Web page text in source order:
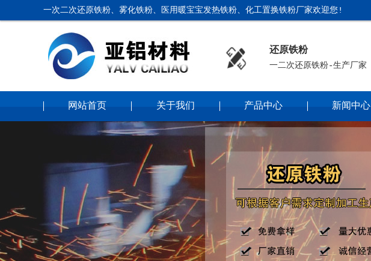
一次二次还原铁粉、雾化铁粉、医用暖宝宝发热铁粉、化工置换铁粉厂家欢迎您!
还原铁粉
一二次还原铁粉-生产厂家
网站首页 关于我们 产品中心 新闻中心